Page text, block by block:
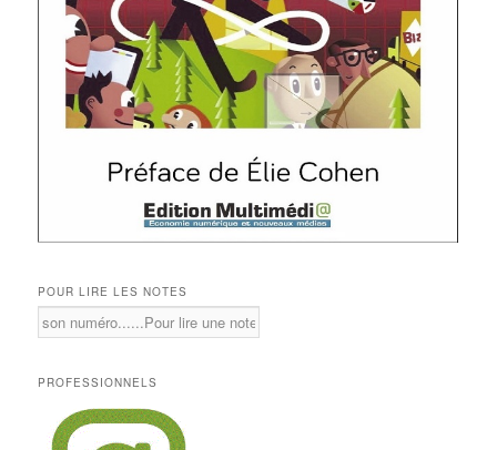
POUR LIRE LES NOTES
PROFESSIONNELS